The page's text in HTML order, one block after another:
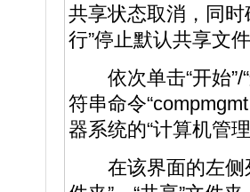
共享状态取消，同
行”停止默认共享文
依次单击“开始”/“
符串命令
器系统的“计算机管
在该界面的左侧列